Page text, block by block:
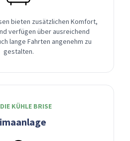
bieten zusätzlichen Komfort,
verfügen über ausreichend
lange Fahrten angenehm zu
gestalten.
KÜHLE BRISE